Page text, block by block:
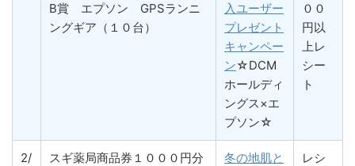
B賞 エプソン GPSランニ
ングギア（１０台）
入ユーザー
プレゼント
キャンペー
ン☆DCM
ホールディ
ングス×エ
プソン☆
００
円以
上レ
シー
ト
2/
スギ薬局商品券１０００円分
冬の地肌と
レシ